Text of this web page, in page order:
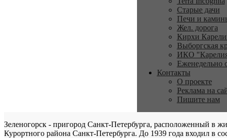
Старые дачи
Печи и
Жел. дорога
Кирхи
Выборгская
ИКО
Еженедельно
Контакты
О проекте
Реклама на
Пишите нам
Зеленогорск - пригород Санкт-Петербурга, расположенный в
Курортного района Санкт-Петербурга. До 1939 года входил в